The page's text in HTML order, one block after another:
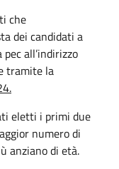
che
dei candidati a
all’indirizzo
tramite la
eletti i primi due
numero di
anziano di età.